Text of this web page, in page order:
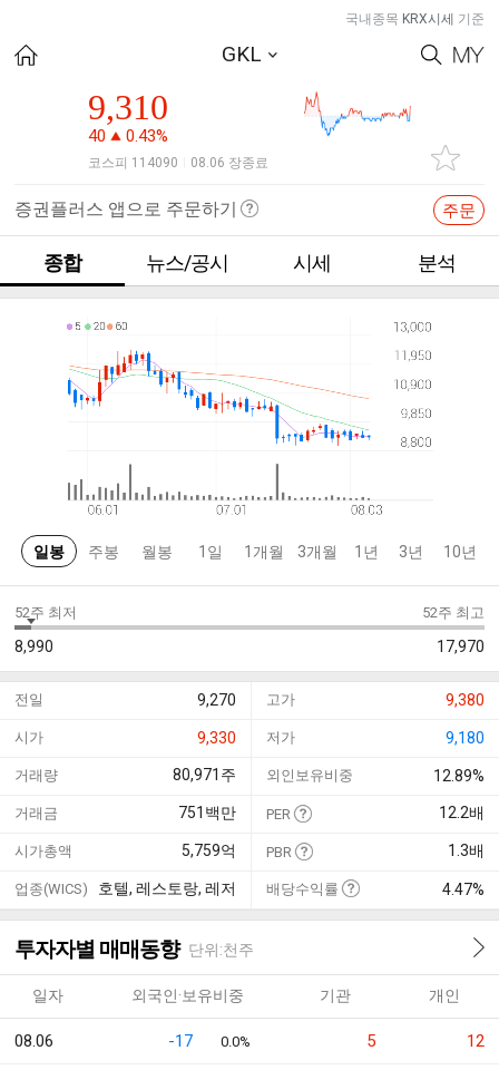
국내종목 KRX시세 기준
GKL
9,310
40 0.43%
코스피 114090 08.06 장종료
증권플러스 앱으로 주문하기 주문
종합 뉴스/공시 시세 분석
일봉 주봉 월봉 1일 1개월 3개월 1년 3년 10년
52주 최저
8,990
52주 최고
17,970
전일 9,270 고가 9,380
시가 9,330 저가 9,180
거래량 80,971 주 외인보유비중 12.89%
거래금 751 백만 PER 12.2배
시가총액 5,759억 PBR 1.3배
업종(WICS) 호텔, 레스토랑, 레저 배당수익률 4.47%
투자자별 매매동향 단위:천주
일자 외국인·보유비중 기관 개인
08.06 -17 0.0% 5 12